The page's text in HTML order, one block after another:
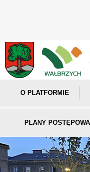
O PLATFORMIE
PLANY